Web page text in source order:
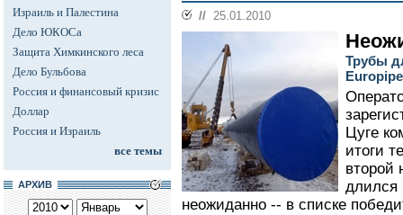
Израиль и Палестина
Дело ЮКОСа
Защита Химкинского леса
Дело Бульбова
Россия и финансовый кризис
Доллар
Россия и Израиль
все темы
АРХИВ
// 25.01.2010
Трубы
Цуге
итоги
второй
длился
неожиданно -- в списке